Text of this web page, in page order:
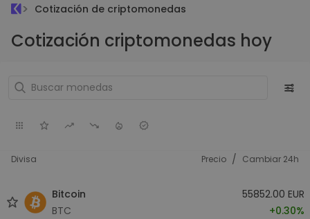
Cotización de criptomonedas
Cotización criptomonedas hoy
Divisa Precio / Cambiar 24h
Bitcoin
BTC
55852.00 EUR
+0.30%